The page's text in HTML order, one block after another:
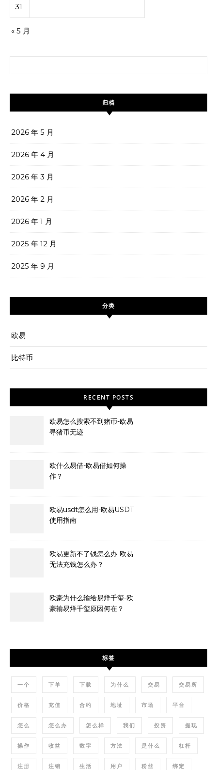
31
« 5 月
归档
2026 年 5 月
2026 年 4 月
2026 年 3 月
2026 年 2 月
2026 年 1 月
2025 年 12 月
2025 年 9 月
分类
欧易
比特币
RECENT POSTS
欧易怎么搜索不到猪币-欧易
寻猪币无迹
欧什么易借-欧易借如何操
作？
欧易usdt怎么用-欧易USDT
使用指南
欧易更新不了钱怎么办-欧易
无法充钱怎么办？
欧豪为什么输给易烊千玺-欧
豪输易烊千玺原因何在？
标签
一个 下单 下载 为什么 交易 交易所
价格 充值 合约 地址 市场 平台
怎么 怎么办 怎么样 我们 投资 提现
操作 收益 数字 方法 是什么 杠杆
注册 注销 生活 用户 粉丝 绑定